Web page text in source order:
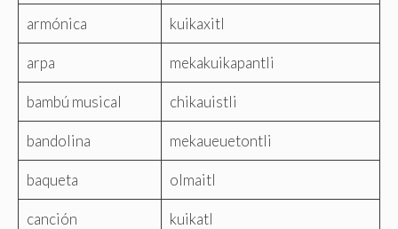
armónica kuikaxitl
arpa mekakuikapantli
bambú musical chikauistli
bandolina mekaueuetontli
baqueta olmaitl
canción kuikatl